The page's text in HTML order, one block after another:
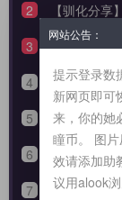
2
【驯化分享】《从撕裂
3
【羞辱系列】红
4
生活化支配指南：
5
如何让那个白天
6
捕获灵魂的频
7
【dom讲义】高阶狩
网站公告：
提示登录数
新网页即可
来，你的她
瞳币。 图
效请添加助
议用alook